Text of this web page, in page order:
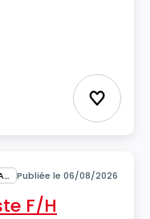
Ajouter
BTP / Matériaux de construction / Architecture Publiée le 06/08/2026
F/H